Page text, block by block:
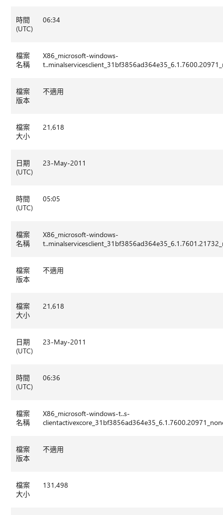
時間
(UTC)
06:34
檔案
名稱
X86_microsoft-windows-
檔案
版本
不適用
檔案
大小
21,618
日期
(UTC)
23-May-2011
時間
(UTC)
05:05
檔案
名稱
X86_microsoft-windows-
檔案
版本
不適用
檔案
大小
21,618
日期
(UTC)
23-May-2011
時間
(UTC)
06:36
檔案
名稱
X86_microsoft-windows-t..s-
檔案
版本
不適用
檔案
大小
131,498